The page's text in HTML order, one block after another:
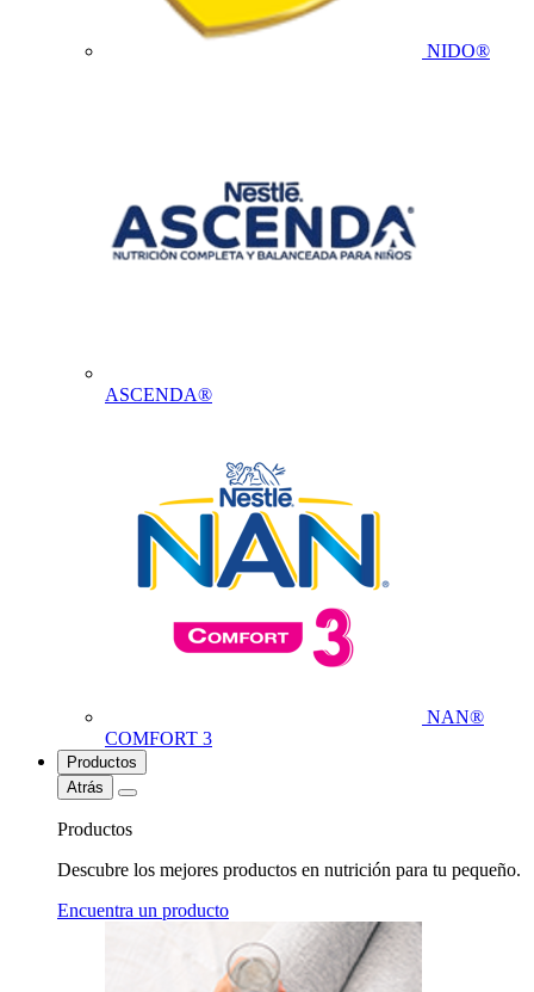
NIDO®
ASCENDA®
NAN®
COMFORT 3
Productos
Atrás
Productos
Descubre los mejores productos en nutrición para tu pequeño.
Encuentra un producto